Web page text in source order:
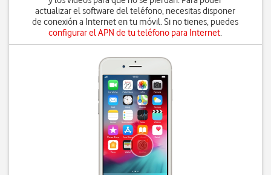
actualizar el software del teléfono, necesitas disponer
de conexión a Internet en tu móvil. Si no tienes, puedes
configurar el APN de tu teléfono para Internet.